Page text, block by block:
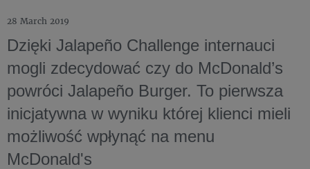
28 March 2019
Dzięki Jalapeño Challenge internauci
mogli zdecydować czy do McDonald’s
powróci Jalapeño Burger. To pierwsza
inicjatywna w wyniku której klienci mieli
możliwość wpłynąć na menu
McDonald's